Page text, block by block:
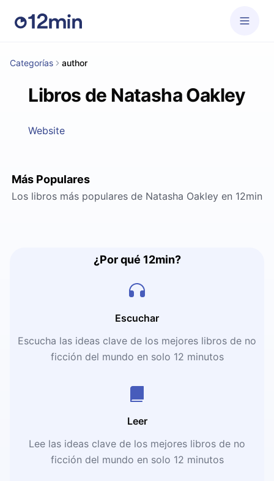
Categorías author
Libros de Natasha Oakley
Website
Más Populares
Los libros más populares de Natasha Oakley en 12min
¿Por qué 12min?
Escuchar
Escucha las ideas clave de los mejores libros de no
ficción del mundo en solo 12 minutos
Leer
Lee las ideas clave de los mejores libros de no
ficción del mundo en solo 12 minutos